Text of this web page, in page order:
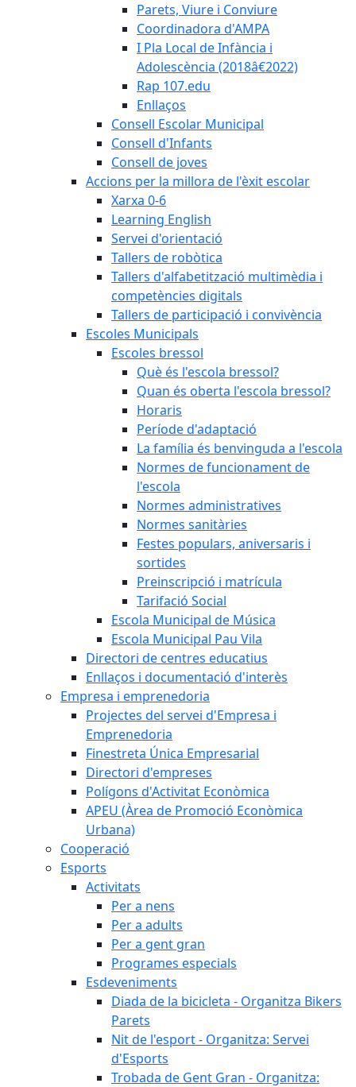
Parets, Viure i Conviure
Coordinadora d'AMPA
I Pla Local de Infància i
Adolescència (2018â€2022)
Rap 107.edu
Enllaços
Consell Escolar Municipal
Consell d'Infants
Consell de joves
Accions per la millora de l'èxit escolar
Xarxa 0-6
Learning English
Servei d'orientació
Tallers de robòtica
Tallers d'alfabetització multimèdia i
competències digitals
Tallers de participació i convivència
Escoles Municipals
Escoles bressol
Què és l'escola bressol?
Quan és oberta l'escola bressol?
Horaris
Període d'adaptació
La família és benvinguda a l'escola
Normes de funcionament de
l'escola
Normes administratives
Normes sanitàries
Festes populars, aniversaris i
sortides
Preinscripció i matrícula
Tarifació Social
Escola Municipal de Música
Escola Municipal Pau Vila
Directori de centres educatius
Enllaços i documentació d'interès
Empresa i emprenedoria
Projectes del servei d'Empresa i
Emprenedoria
Finestreta Única Empresarial
Directori d'empreses
Polígons d'Activitat Econòmica
APEU (Àrea de Promoció Econòmica
Urbana)
Cooperació
Esports
Activitats
Per a nens
Per a adults
Per a gent gran
Programes especials
Esdeveniments
Diada de la bicicleta - Organitza Bikers
Parets
Nit de l'esport - Organitza: Servei
d'Esports
Trobada de Gent Gran - Organitza: